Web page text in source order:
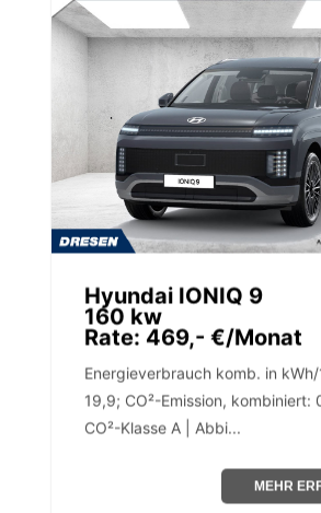
Hyundai IONIQ 9
160 kw
Rate: 469,- €/Monat
Energieverbrauch komb. in
19,9; CO²-Emission, kombiniert:
CO²-Klasse A | Abbi...
MEHR